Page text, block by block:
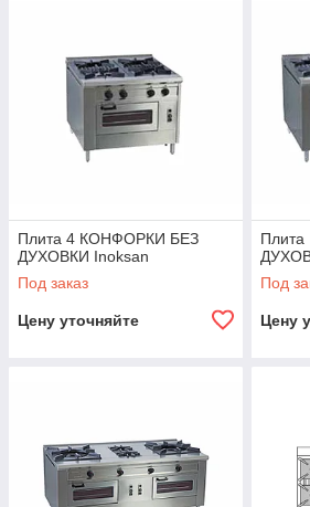
Плита 4 КОНФОРКИ БЕЗ
ДУХОВКИ Inoksan
Под заказ
Цену уточняйте
Под
Цену